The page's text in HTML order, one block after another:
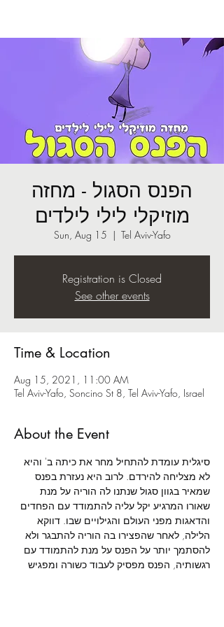
הפנס הסגול - מחזה
מוזיקלי לילי לילדים
Sun, Aug 15
  |
Tel Aviv-Yafo
Registration is Closed
See other events
Time & Location
Aug 15, 2021, 11:00 AM
Tel Aviv-Yafo, Soncino St 8, Tel Aviv-Yafo, Israel
About the Event
סיגלית עומדת להתחיל מחר את כיתה ב' והיא
לא מצליחה להירדם. לרוב היא נעזרת בפנס
שמאיר בגוון סגול שנתנו לה הוריה על מנת
שאורו המרגיע יקל עליה להתמודד עם הפחדים
והדאגות מפני העולם והגילויים שבו. דווקא
הלילה, לאחר שהפצירו בה הוריה להתבגר ולא
להסתמך יותר על הפנס על מנת להתמודד עם
רגשותיה, הפנס מפסיק לעבוד כשורה ומפגיש